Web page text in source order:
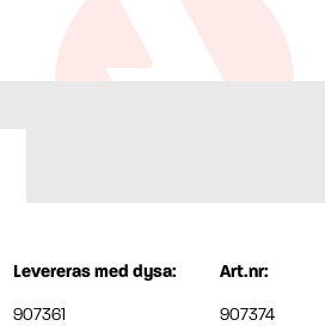
Levereras med dysa: Art.nr:
907361 907374